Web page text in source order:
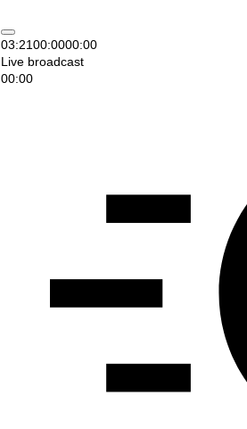
03:2100:0000:00
Live broadcast
00:00